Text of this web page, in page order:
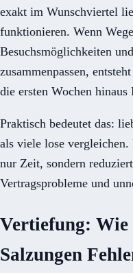
exakt im Wunschviertel
funktionieren. Wenn
Besuchsmöglichkeiten
zusammenpassen,
die ersten Wochen hinaus
Praktisch bedeutet das:
als viele lose
nur Zeit, sondern
Vertragsprobleme und
Vertiefung:
Salzungen